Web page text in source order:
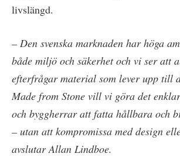
livslängd.
– Den svenska marknaden har höga
både miljö och säkerhet och vi ser att
efterfrågar material som lever upp till
Made from Stone vill vi göra det
och byggherrar att fatta hållbara och
– utan att kompromissa med design
avslutar Allan Lindboe.